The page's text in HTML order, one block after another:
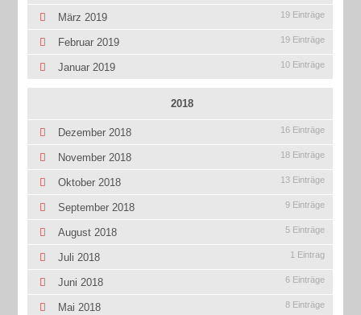
März 2019 19 Einträge
Februar 2019 19 Einträge
Januar 2019 10 Einträge
2018
Dezember 2018 16 Einträge
November 2018 18 Einträge
Oktober 2018 13 Einträge
September 2018 9 Einträge
August 2018 5 Einträge
Juli 2018 1 Eintrag
Juni 2018 6 Einträge
Mai 2018 8 Einträge